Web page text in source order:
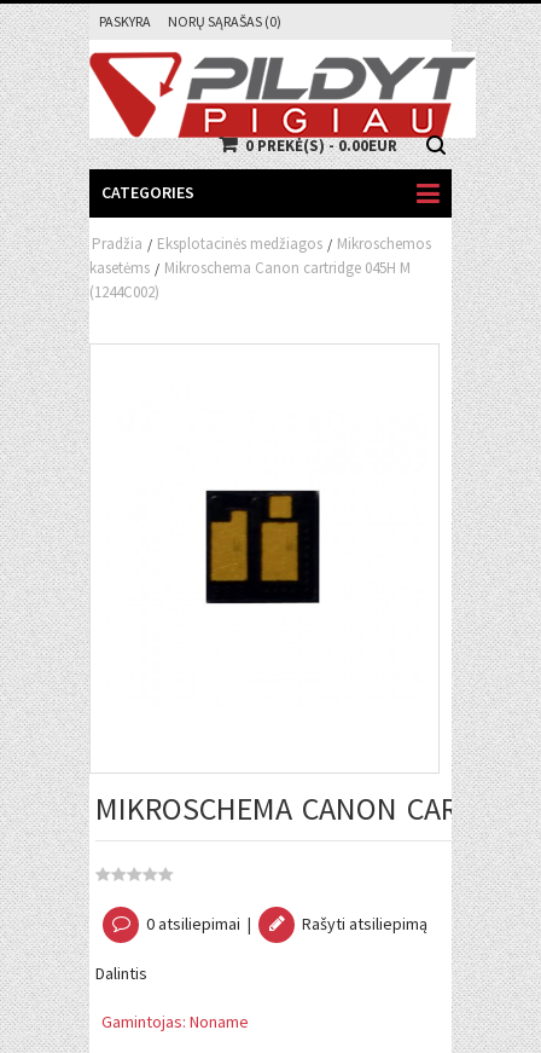
PASKYRA NORŲ SĄRAŠAS (0)
0 PREKĖ(S) - 0.00EUR
CATEGORIES
Pradžia / Eksplotacinės medžiagos / Mikroschemos
kasetėms / Mikroschema Canon cartridge 045H M
(1244C002)
MIKROSCHEMA CANON
0 atsiliepimai | Rašyti atsiliepimą
Dalintis
Gamintojas: Noname